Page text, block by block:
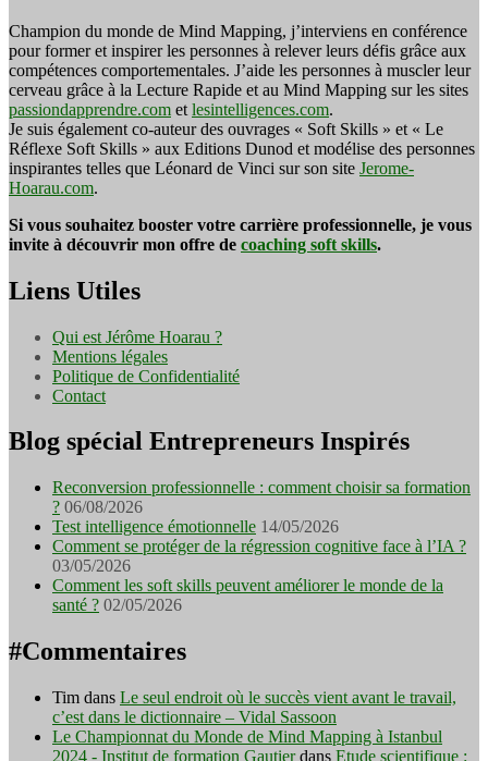
Champion du monde de Mind Mapping, j’interviens en conférence
pour former et inspirer les personnes à relever leurs défis grâce aux
compétences comportementales. J’aide les personnes à muscler leur
cerveau grâce à la Lecture Rapide et au Mind Mapping sur les sites
passiondapprendre.com et lesintelligences.com.
Je suis également co-auteur des ouvrages « Soft Skills » et « Le
Réflexe Soft Skills » aux Editions Dunod et modélise des personnes
inspirantes telles que Léonard de Vinci sur son site Jerome-
Hoarau.com.
Si vous souhaitez booster votre carrière professionnelle, je vous
invite à découvrir mon offre de coaching soft skills.
Liens Utiles
Qui est Jérôme Hoarau ?
Mentions légales
Politique de Confidentialité
Contact
Blog spécial Entrepreneurs Inspirés
Reconversion professionnelle : comment choisir sa formation
? 06/08/2026
Test intelligence émotionnelle 14/05/2026
Comment se protéger de la régression cognitive face à l’IA ?
03/05/2026
Comment les soft skills peuvent améliorer le monde de la
santé ? 02/05/2026
#Commentaires
Tim dans Le seul endroit où le succès vient avant le travail,
c’est dans le dictionnaire – Vidal Sassoon
Le Championnat du Monde de Mind Mapping à Istanbul
2024 - Institut de formation Gautierdans Etude scientifique :